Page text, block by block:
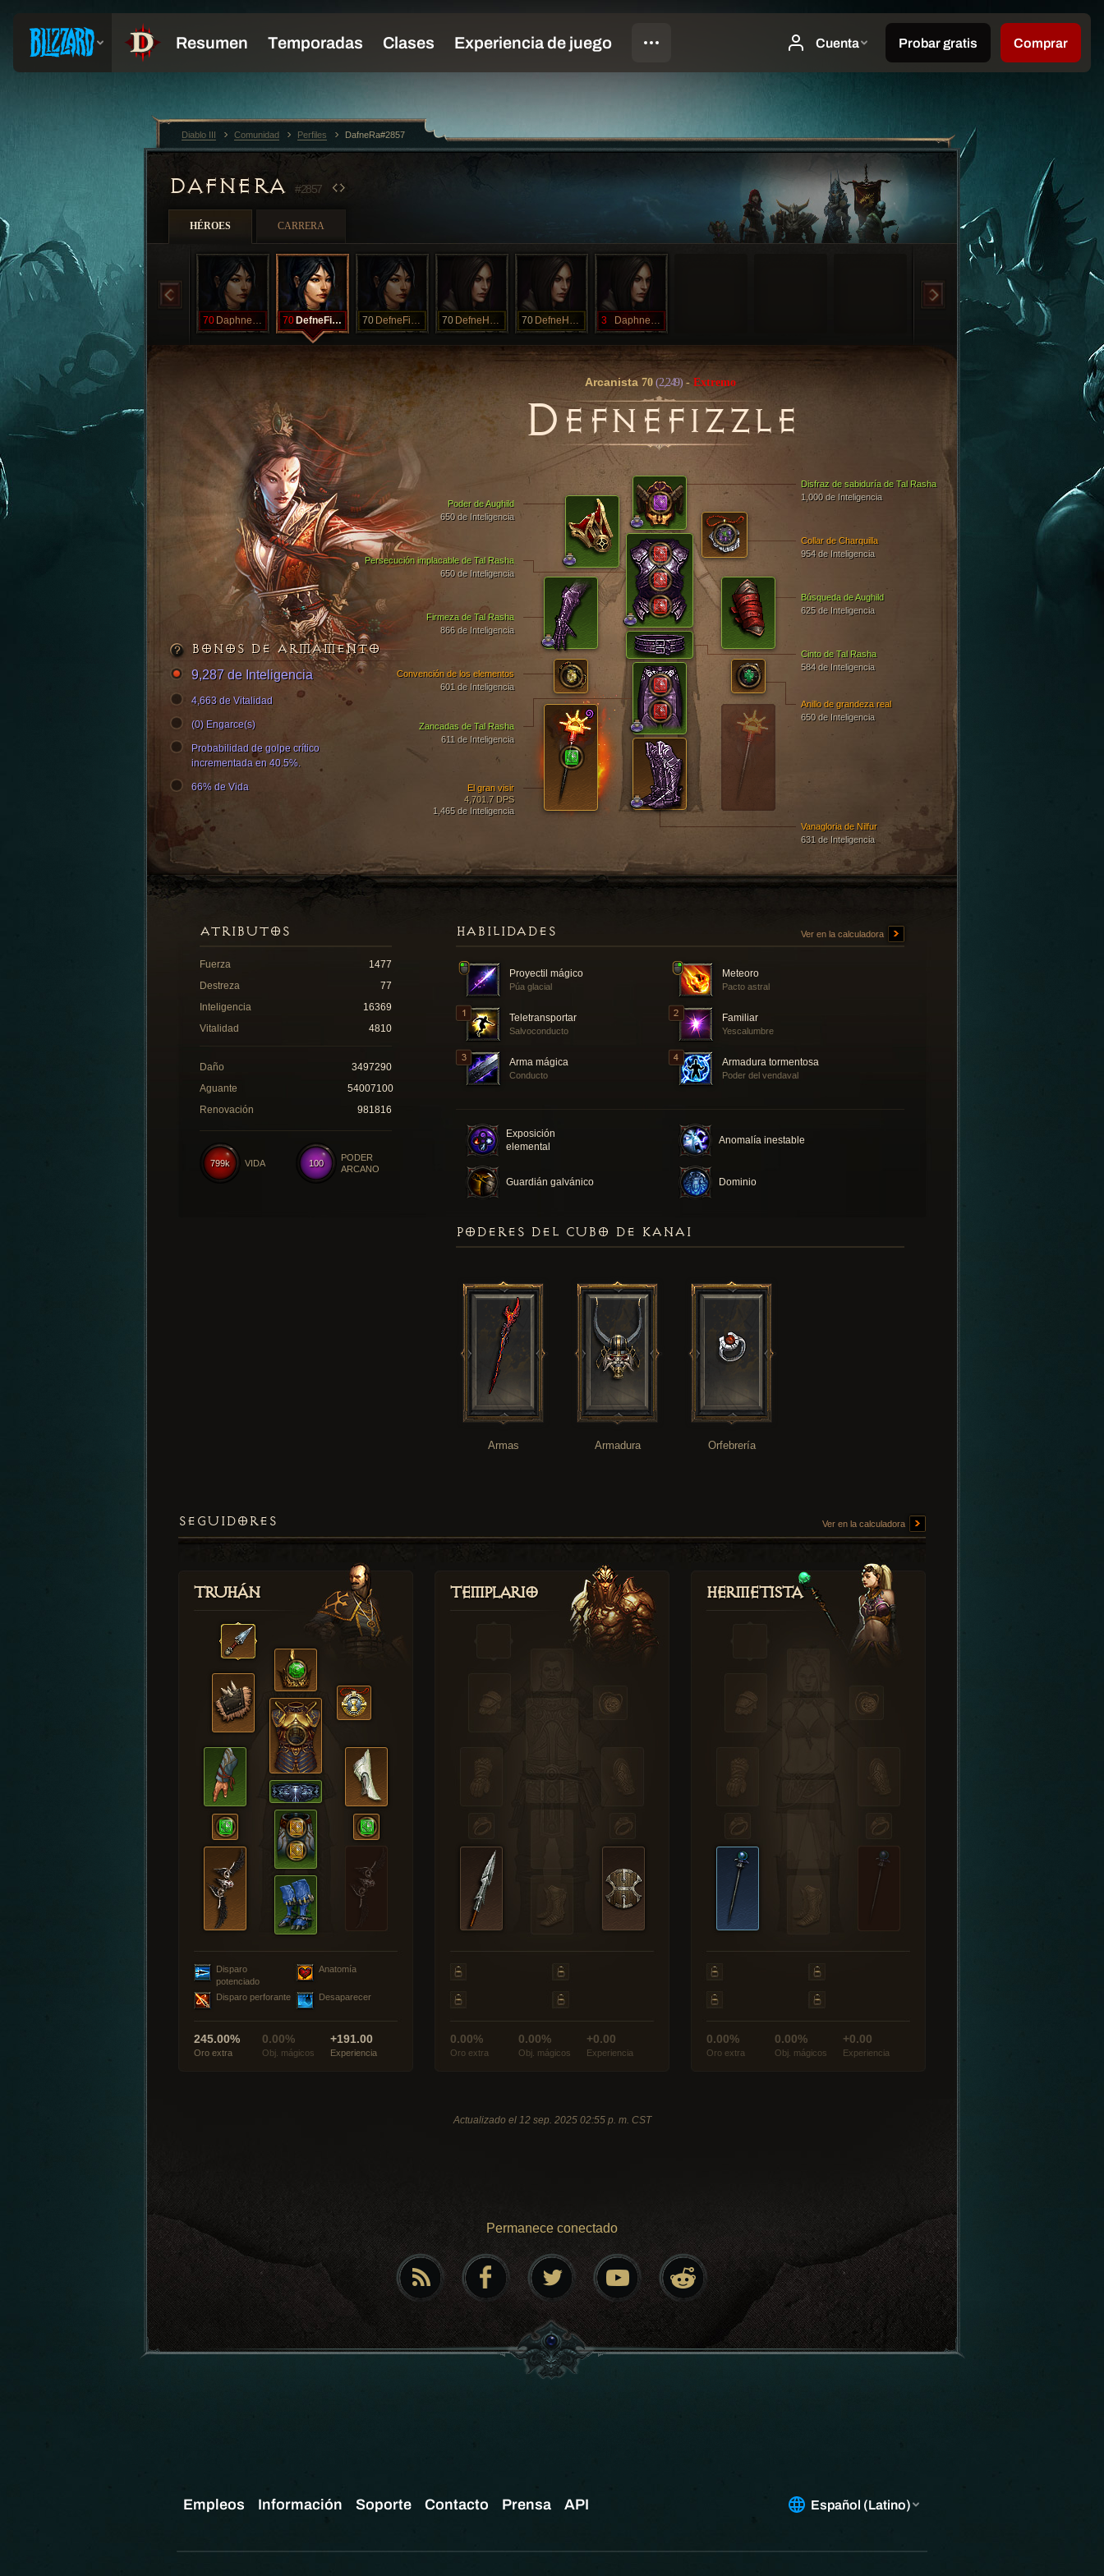
DAFNERA #2857
HÉROES CARRERA
70 DaphneFizzle 70 DefneFizzle 70 DefneFizzle 70 DefneHunter 70 DefneHunter 3 DaphneHunter
Arcanista 70 (2,249) - Extremo
DEFNEFIZZLE
Disfraz de sabiduría de Tal Rasha
1,000 de Inteligencia
Persecución implacable de Tal Rasha
650 de Inteligencia
Vanagloria de Nilfur
631 de Inteligencia
Firmeza de Tal Rasha
866 de Inteligencia
Poder de Aughild
650 de Inteligencia
Zancadas de Tal Rasha
611 de Inteligencia
Búsqueda de Aughild
625 de Inteligencia
El gran visir
4,701.7 DPS
1,465 de Inteligencia
Cinto de Tal Rasha
584 de Inteligencia
Anillo de grandeza real
650 de Inteligencia
Convención de los elementos
601 de Inteligencia
Collar de Charquilla
954 de Inteligencia
BONOS DE ARMAMENTO
9,287 de Inteligencia
4,663 de Vitalidad
(0) Engarce(s)
Probabilidad de golpe crítico
incrementada en 40.5%.
66% de Vida
HABILIDADES Ver en la calculadora
Proyectil mágico
Púa glacial
Meteoro
Pacto astral
Teletransportar
Salvoconducto
Familiar
Yescalumbre
Arma mágica
Conducto
Armadura tormentosa
Poder del vendaval
Exposición
elemental
Anomalía inestable
Guardián galvánico Dominio
ATRIBUTOS
Fuerza
1477
Destreza
77
Inteligencia
16369
Vitalidad
4810
Daño
3497290
Aguante
54007100
Renovación
981816
100
PODER
ARCANO
799k VIDA
PODERES DEL CUBO DE KANAI
Armas Armadura Orfebrería
SEGUIDORES Ver en la calculadora
Truhán
Disparo
potenciado
Anatomía
Disparo perforante Desaparecer
245.00%
Oro extra
0.00%
Obj. mágicos
+191.00
Experiencia
Templario
0.00%
Oro extra
0.00%
Obj. mágicos
+0.00
Experiencia
Hermetista
0.00%
Oro extra
0.00%
Obj. mágicos
+0.00
Experiencia
Actualizado el 12 sep. 2025 02:55 p. m. CST
Permanece conectado
Diablo III Comunidad Perfiles DafneRa#2857